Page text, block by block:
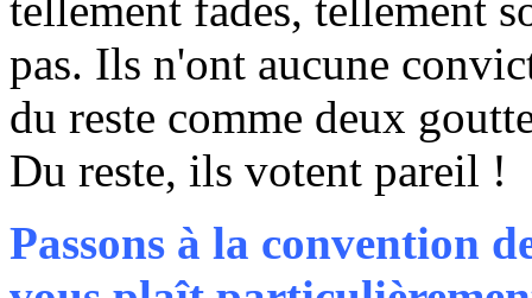
pas. Ils n'ont aucune
du reste comme deux
Du reste, ils votent pareil !
Passons à la convention